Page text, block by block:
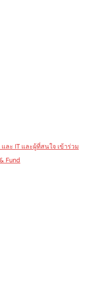
ละ IT และผู้ที่สนใจ เข้าร่วม
Fund